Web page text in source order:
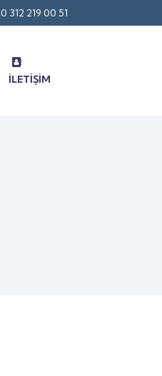
0 312 219 00 51
İLETIŞIM